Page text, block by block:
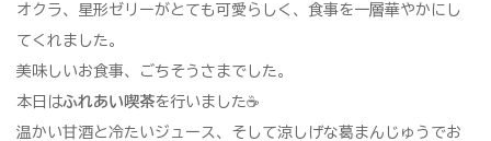
オクラ、星形ゼリーがとても可愛らしく、食事を一層華やかにし
てくれました。
美味しいお食事、ごちそうさまでした。
本日はふれあい喫茶を行いました☕
温かい甘酒と冷たいジュース、そして涼しげな葛まんじゅうでお